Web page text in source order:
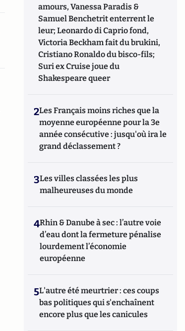
amours, Vanessa Paradis &
Samuel Benchetrit enterrent le
leur; Leonardo di Caprio fond,
Victoria Beckham fait du brukini,
Cristiano Ronaldo du bisco-fils;
Suri ex Cruise joue du
Shakespeare queer
2Les Français moins riches que la
moyenne européenne pour la 3e
année consécutive : jusqu'où ira le
grand déclassement ?
3Les villes classées les plus
malheureuses du monde
4Rhin & Danube à sec : l’autre voie
d’eau dont la fermeture pénalise
lourdement l’économie
européenne
5L'autre été meurtrier : ces coups
bas politiques qui s'enchaînent
encore plus que les canicules